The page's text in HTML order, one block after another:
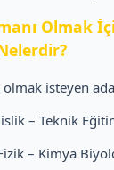
Olmak
isteyen
– Teknik
– Kimya